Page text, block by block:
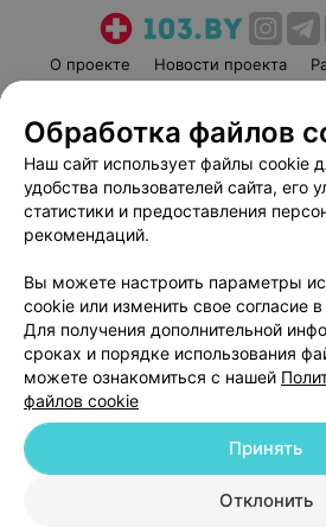
О проекте Новости проекта
Пользовательское соглашение
Вакансии
Написать
Обработка
© 2026 ООО «Артокс Лаб», УНП 191700409
|
Обработка файлов
Наш сайт использует файлы cookie
удобства пользователей сайта, его
статистики и предоставления
рекомендаций.
Вы можете настроить параметры
cookie или изменить свое согласие
Для получения дополнительной
сроках и порядке использования
можете ознакомиться с нашей
файлов cookie
Отклонить
Принять